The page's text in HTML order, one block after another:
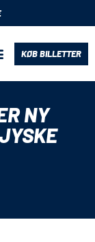
KØB BILLETTER
NY